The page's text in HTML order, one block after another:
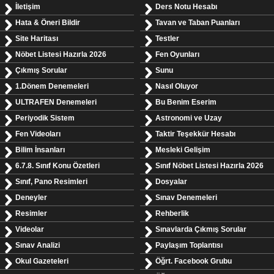
İletişim
Hata & Öneri Bildir
Site Haritası
Nöbet Listesi Hazırla 2026
Çıkmış Sorular
1.Dönem Denemeleri
ULTRAFEN Denemeleri
Periyodik Sistem
Fen Videoları
Bilim İnsanları
6.7.8. Sınıf Konu Özetleri
Sınıf, Pano Resimleri
Deneyler
Resimler
Videolar
Sınav Analizi
Okul Gazeteleri
Ders Notu Hesabı
Tavan ve Taban Puanları
Testler
Fen Oyunları
Sunu
Nasıl Oluyor
Bu Benim Eserim
Astronomi ve Uzay
Taktir Teşekkür Hesabı
Mesleki Gelişim
Sınıf Nöbet Listesi Hazırla 2026
Dosyalar
Sınav Denemeleri
Rehberlik
Sınavlarda Çıkmış Sorular
Paylaşım Toplantısı
Öğrt. Facebook Grubu